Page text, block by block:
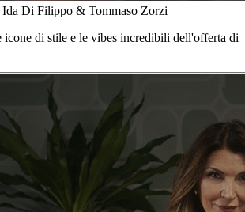
Di Filippo & Tommaso Zorzi
icone di stile e le vibes incredibili dell'offerta di